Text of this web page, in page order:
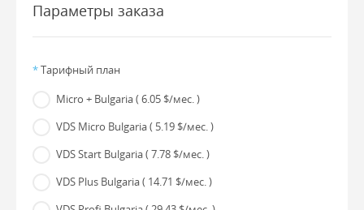
Параметры заказа
*Тарифный план
Micro + Bulgaria( 6.05 $/мес. )
VDS Micro Bulgaria( 5.19 $/мес. )
VDS Start Bulgaria( 7.78 $/мес. )
VDS Plus Bulgaria( 14.71 $/мес. )